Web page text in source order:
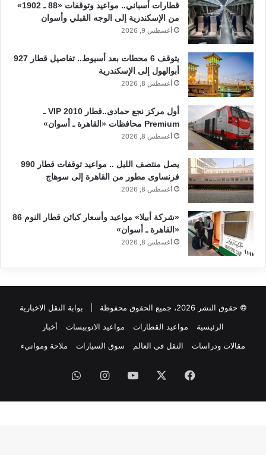
قطارات أسباني.. مواعيد وتوقفات «88 ـ 1902»
من الإسكندرية إلى الوجه القبلي وأسوان
أغسطس 9, 2026
يتوقف 6 محطات بعد أسيوط.. تفاصيل قطار 927
أبوالهول إلى الإسكندرية
أغسطس 8, 2026
أول مركز نجع حمادى..قطار 2010 VIP ـ
Premium محافظات «القاهرة ـ أسوان»
أغسطس 8, 2026
يصل منتصف الليل .. مواعيد توقفات قطار 990
فرنساوى مطور من القاهرة إلى سوهاج
أغسطس 8, 2026
«شركة أبيلا» مواعيد وأسعار كبائن قطار النوم 86
«القاهرة ـ أسوان»
أغسطس 8, 2026
© حقوق النشر 2026، جميع الحقوق محفوظة |
بوابة النقل الاخبارية
الرئيسية
مواعيد القطارات مواعيد الاتوبيسات
أخبار
مقالات ودراسات
النقل في العالم سوق السيارات ملاحة وموانيء
فيسبوك ‫YouTubeانستقرام